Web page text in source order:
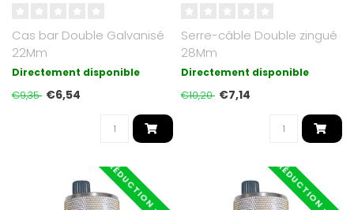
Cas bar Double Galvanisé
22Mm
Directement disponible
€9,35 €6,54
Serre-câble Double zingué
28Mm
Directement disponible
€10,20 €7,14